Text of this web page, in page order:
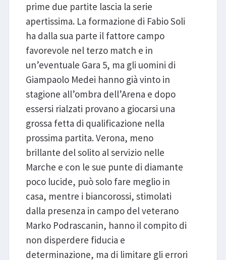
prime due partite lascia la serie
apertissima. La formazione di Fabio Soli
ha dalla sua parte il fattore campo
favorevole nel terzo match e in
un’eventuale Gara 5, ma gli uomini di
Giampaolo Medei hanno già vinto in
stagione all’ombra dell’Arena e dopo
essersi rialzati provano a giocarsi una
grossa fetta di qualificazione nella
prossima partita. Verona, meno
brillante del solito al servizio nelle
Marche e con le sue punte di diamante
poco lucide, può solo fare meglio in
casa, mentre i biancorossi, stimolati
dalla presenza in campo del veterano
Marko Podrascanin, hanno il compito di
non disperdere fiducia e
determinazione, ma di limitare gli errori